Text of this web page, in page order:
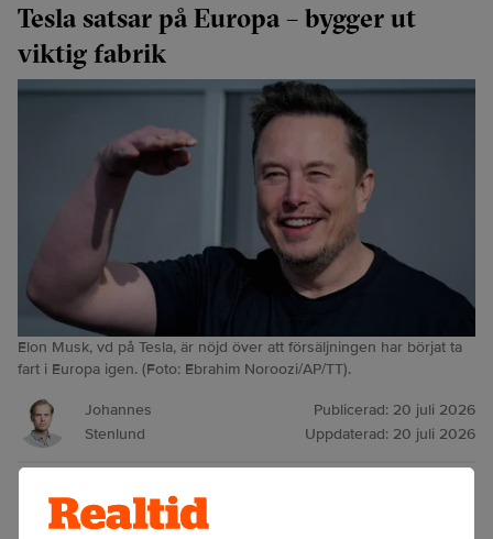
Tesla satsar på Europa – bygger ut
viktig fabrik
Elon Musk, vd på Tesla, är nöjd över att försäljningen har börjat ta
fart i Europa igen. (Foto: Ebrahim Noroozi/AP/TT).
Johannes
Stenlund
Publicerad: 20 juli 2026
Uppdaterad: 20 juli 2026
Efterfrågan på Tesla-bilar var ett tag nere på låg nivå i